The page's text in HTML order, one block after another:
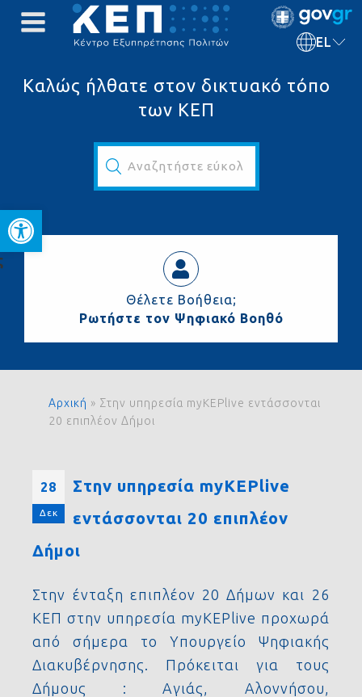
Ανοίξτε τη γραμμή
EL
Καλώς ήλθατε στον δικτυακό τόπο
των ΚΕΠ
Αναζητήστε εύκολα και γρήγορα...
Θέλετε Βοήθεια;
Ρωτήστε τον Ψηφιακό Βοηθό
Αρχική » Στην υπηρεσία myKEPlive εντάσσονται
20 επιπλέον Δήμοι
28
Δεκ
Στην υπηρεσία myKEPlive
εντάσσονται 20 επιπλέον
Δήμοι
Στην ένταξη επιπλέον 20 Δήμων και 26
ΚΕΠ στην υπηρεσία myKEPlive προχωρά
από σήμερα το Υπουργείο Ψηφιακής
Διακυβέρνησης. Πρόκειται για τους
Δήμους : Αγιάς, Αλοννήσου,